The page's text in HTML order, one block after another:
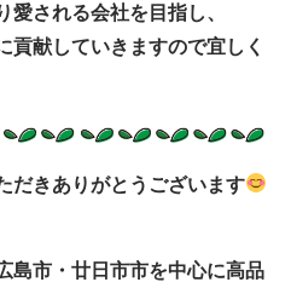
愛される会社を目指し、
貢献していきますので宜しく
だきありがとうございます
島市・廿日市市を中心に高品